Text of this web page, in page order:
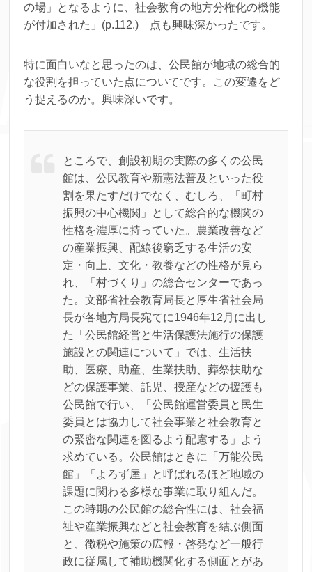
の場」となるように、社会教育の地方分権化の機能
が付加された」(p.112.) 点も興味深かったです。
特に面白いなと思ったのは、公民館が地域の総合的
な役割を担っていた点についてです。この変遷をど
う捉えるのか。興味深いです。
ところで、創設初期の実際の多くの公民
館は、公民教育や新憲法普及といった役
割を果たすだけでなく、むしろ、「町村
振興の中心機関」として総合的な機関の
性格を濃厚に持っていた。農業改善など
の産業振興、配線後窮乏する生活の安
定・向上、文化・教養などの性格が見ら
れ、「村づくり」の総合センターであっ
た。文部省社会教育局長と厚生省社会局
長が各地方局長宛てに1946年12月に出し
た「公民館経営と生活保護法施行の保護
施設との関連について」では、生活扶
助、医療、助産、生業扶助、葬祭扶助な
どの保護事業、託児、授産などの援護も
公民館で行い、「公民館運営委員と民生
委員とは協力して社会事業と社会教育と
の緊密な関連を図るよう配慮する」よう
求めている。公民館はときに「万能公民
館」「よろず屋」と呼ばれるほど地域の
課題に関わる多様な事業に取り組んだ。
この時期の公民館の総合性には、社会福
祉や産業振興などと社会教育を結ぶ側面
と、徴税や施策の広報・啓発など一般行
政に従属して補助機関化する側面とがあ